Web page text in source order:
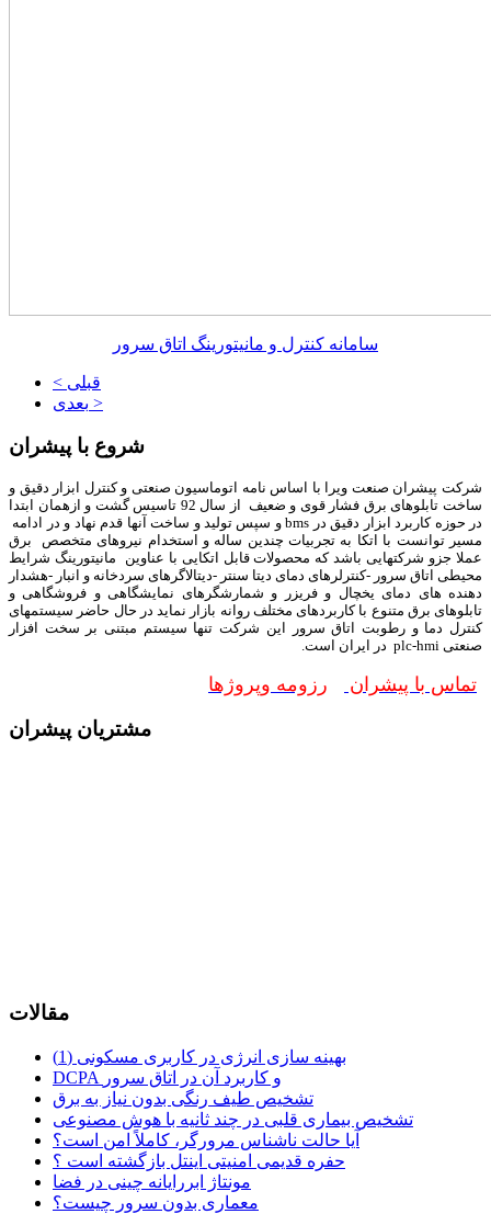
سامانه کنترل و مانیتورینگ اتاق سرور
< قبلی
بعدی >
شروع با پیشران
شرکت پیشران صنعت ویرا با اساس نامه اتوماسیون صنعتی و کنترل ابزار دقیق و
ساخت تابلوهای برق فشار قوی و ضعیف از سال 92 تاسیس گشت و ازهمان ابتدا
در حوزه کاربرد ابزار دقیق در bms و سپس تولید و ساخت آنها قدم نهاد و در ادامه
مسیر توانست با اتکا به تجربیات چندین ساله و استخدام نیروهای متخصص برق
عملا جزو شرکتهایی باشد که محصولات قابل اتکایی با عناوین مانیتورینگ شرایط
محیطی اتاق سرور -کنترلرهای دمای دیتا سنتر -دیتالاگرهای سردخانه و انبار -هشدار
دهنده های دمای یخچال و فریزر و شمارشگرهای نمایشگاهی و فروشگاهی و
تابلوهای برق متنوع با کاربردهای مختلف روانه بازار نماید در حال حاضر سیستمهای
کنترل دما و رطوبت اتاق سرور این شرکت تنها سیستم مبتنی بر سخت افزار
صنعتی plc-hmi در ایران است.
تماس با پیشران رزومه وپروژها
مشتریان پیشران
مقالات
بهینه سازی انرژی در کاربری مسکونی (1)
DCPA و کاربرد آن در اتاق سرور
تشخیص طیف رنگی بدون نیاز به برق
تشخیص بیماری قلبی در چند ثانیه با هوش مصنوعی
آیا حالت ناشناس مرورگر، کاملاً امن است؟
حفره قدیمی امنیتی اینتل بازگشته است ؟
مونتاژ ابررایانه چینی در فضا
معماری بدون سرور چیست؟